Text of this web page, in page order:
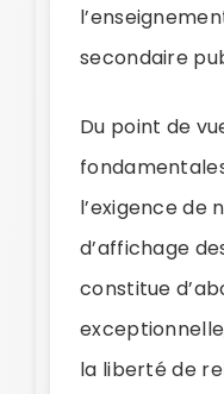
secondaire
Du point de
l’exigence de
d’affichage
constitue
la liberté de